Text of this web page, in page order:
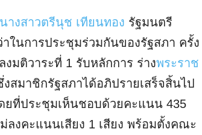
นางสาวตรีนุช เทียนทอง รัฐมนตรี
าในการประชุมร่วมกันของรัฐสภา ครั้ง
มติวาระที่ 1 รับหลักการ ร่างพระราช
สมาชิกรัฐสภาได้อภิปรายเสร็จสิ้นไป
ยที่ประชุมเห็นชอบด้วยคะแนน 435
ลงคะแนนเสียง 1 เสียง พร้อมตั้งคณะ